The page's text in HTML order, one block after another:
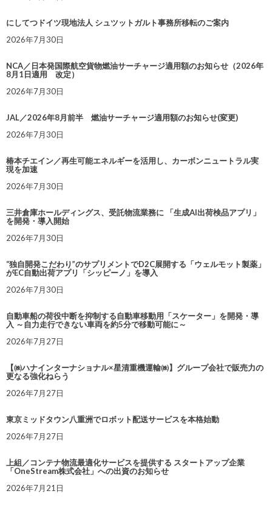
にしてつドイツ現地法人 シュツットガルト事務所移転のご案内
2026年7月30日
NCA／日本発国際航空貨物燃油サーチャージ適用額のお知らせ（2026年
8月1日適用 改定）
2026年7月30日
JAL／2026年8月前半 燃油サーチャージ適用額のお知らせ(変更)
2026年7月30日
椿本チエイン／再生可能エネルギーを活用し、カーボンニュートラル実
現を加速
2026年7月30日
三井倉庫ホールディングス、受託物流業務に 「生成AI出荷検品アプリ」
を開発・導入開始
2026年7月30日
“独自開発こだわり”のサプリメントでD2C展開する「ウェルモット製薬」
がEC自動出荷アプリ「シッピーノ」を導入
2026年7月30日
自動車船の荷役中断を抑制する自動車移動用「スケーター」を開発・導
入 ～自力走行できない車両を約5分で移動可能に～
2026年7月27日
【㈱ハナインターナショナル×星清重機運輸㈱】グループ会社で販売力の
更なる強化ねらう
2026年7月27日
東京ミッドタウン八重洲でロボット配送サービスを本格始動
2026年7月27日
上組／コンテナ物流最適化サービスを提供する スタートアップ企業
「OneStream株式会社」への出資のお知らせ
2026年7月21日